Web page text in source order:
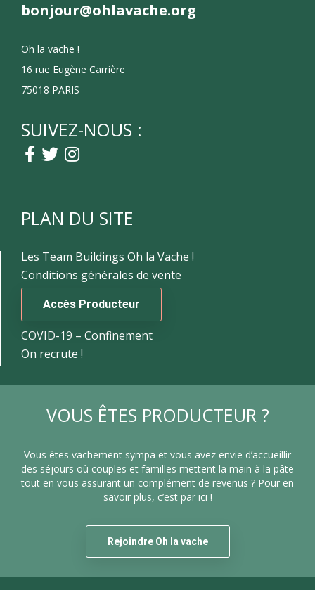
bonjour@ohlavache.org
Oh la vache !
16 rue Eugène Carrière
75018 PARIS
SUIVEZ-NOUS :
PLAN DU SITE
Les Team Buildings Oh la Vache !
Conditions générales de vente
Accès Producteur
COVID-19 – Confinement
On recrute !
VOUS ÊTES PRODUCTEUR ?
Vous êtes vachement sympa et vous avez envie d’accueillir
des séjours où couples et familles mettent la main à la pâte
tout en vous assurant un complément de revenus ? Pour en
savoir plus, c’est par ici !
Rejoindre Oh la vache